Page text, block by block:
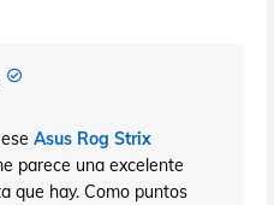
Asus Rog Strix
parece una excelente
que hay. Como puntos